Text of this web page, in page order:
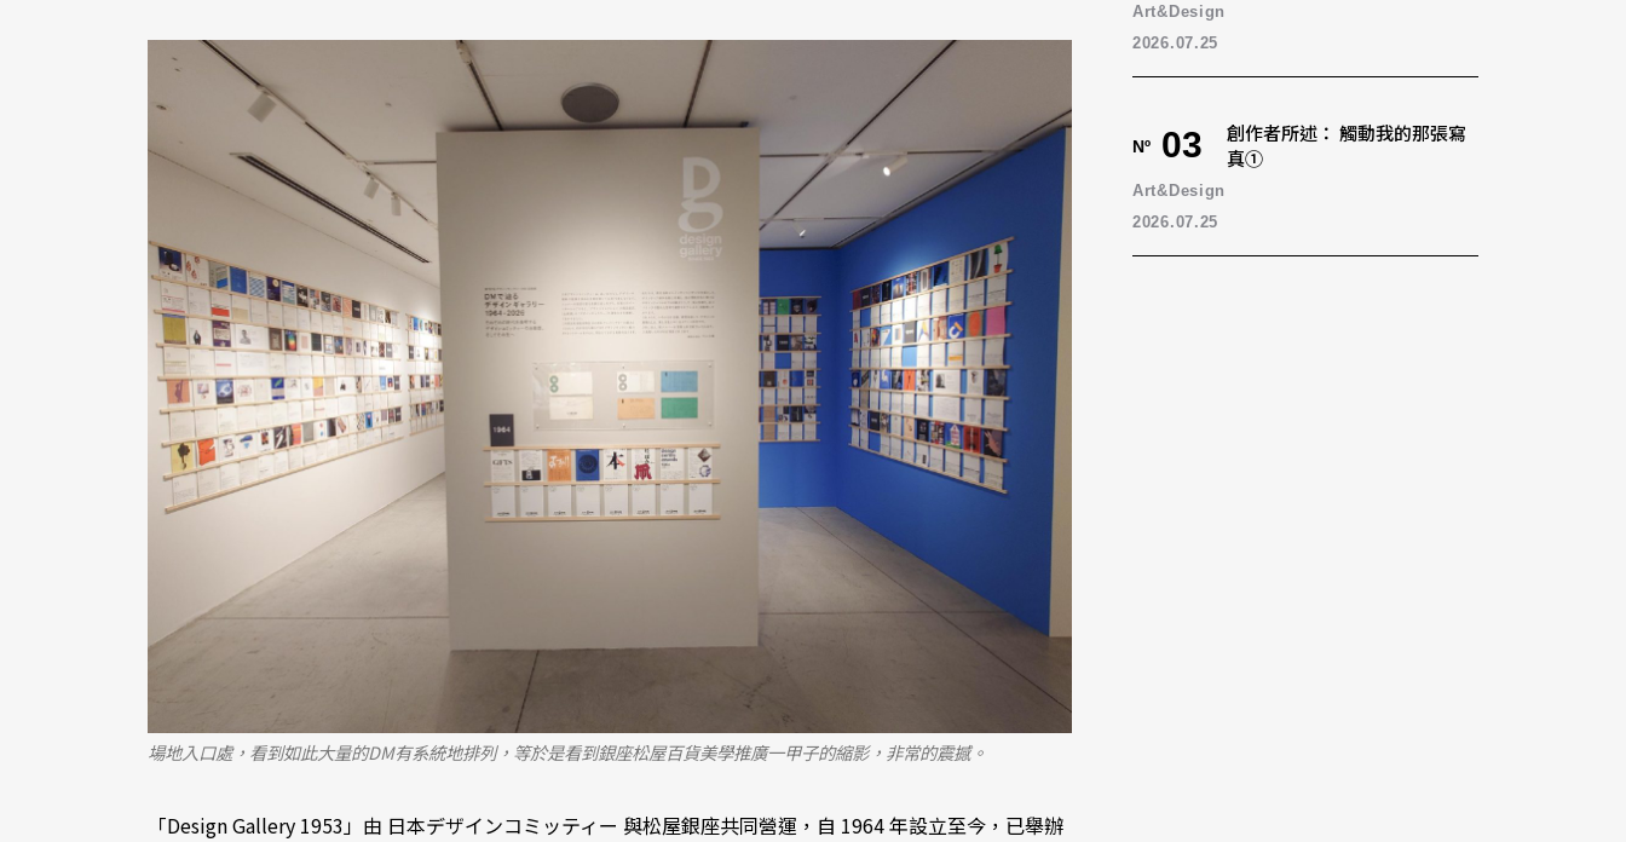
場地入口處，看到如此大量的DM有系統地排列，等於是看到銀座松屋百貨美學推廣一甲子的縮影，非常的震撼。
「Design Gallery 1953」由 日本デザインコミッティー 與松屋銀座共同營運，自 1964 年設立至今，已舉辦
Art&Design
2026.07.25
Nº 03
創作者所述： 觸動我的那張寫
真①
Art&Design
2026.07.25